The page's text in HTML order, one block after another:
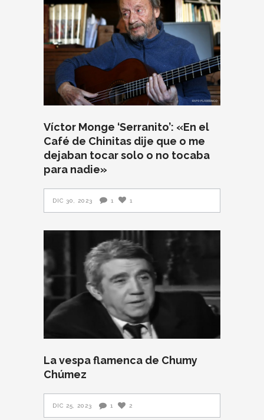
Víctor Monge ‘Serranito’: «En el
Café de Chinitas dije que o me
dejaban tocar solo o no tocaba
para nadie»
DIC 30, 2023 1 1
La vespa flamenca de Chumy
Chúmez
DIC 25, 2023 1 2